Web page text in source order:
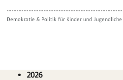
Demokratie & Politik für Kinder und Jugendliche
2026